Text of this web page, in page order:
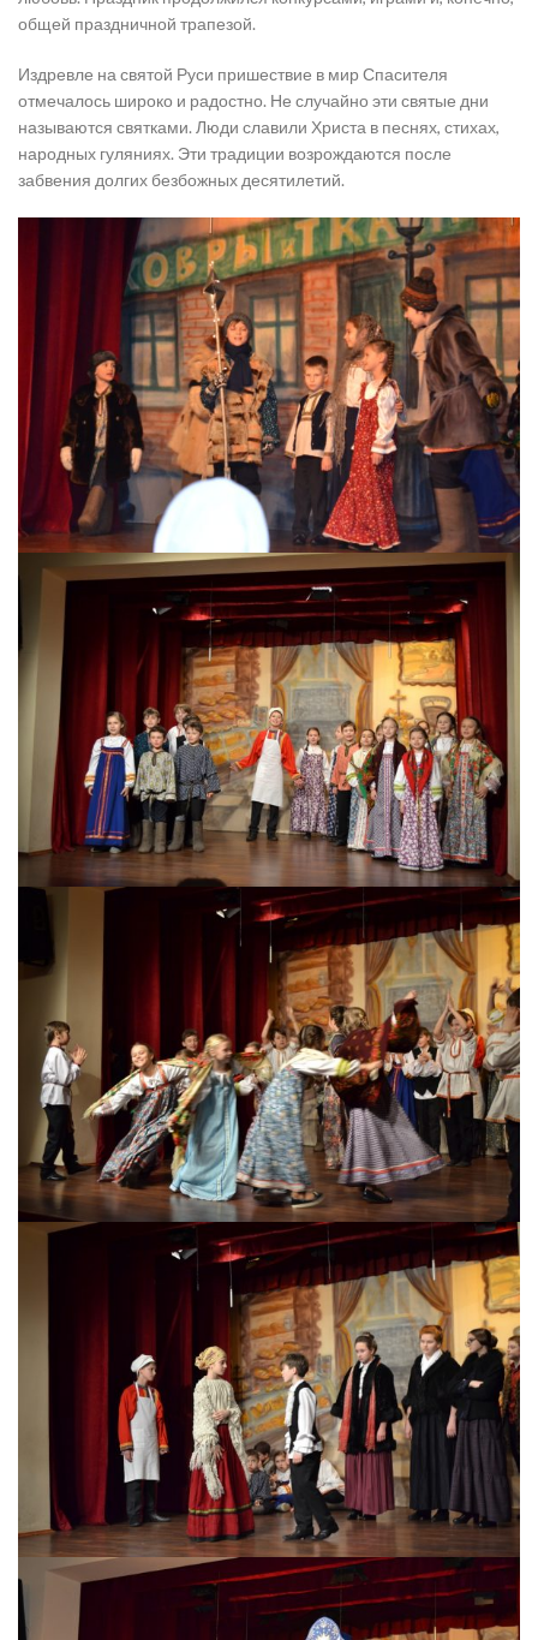
общей праздничной трапезой.
Издревле на святой Руси пришествие в мир Спасителя
отмечалось широко и радостно. Не случайно эти святые дни
называются святками. Люди славили Христа в песнях, стихах,
народных гуляниях. Эти традиции возрождаются после
забвения долгих безбожных десятилетий.